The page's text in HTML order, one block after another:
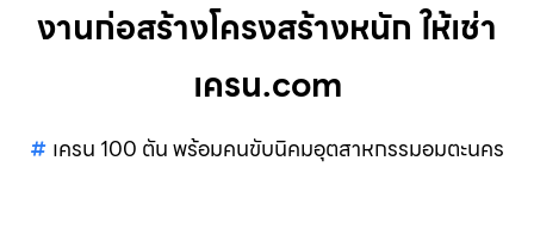
งานก่อสร้างโครงสร้างหนัก ให้เช่า
เครน.com
เครน 100 ตัน พร้อมคนขับนิคมอุตสาหกรรมอมตะนคร